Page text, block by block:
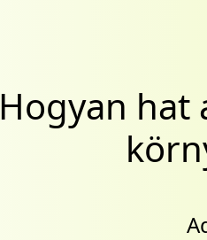
Hogyan hat